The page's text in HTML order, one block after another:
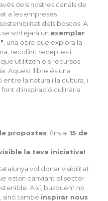
dels nostres canals de
a les empreses i
dels boscos. A
sortejarà un exemplar
, una obra que explora la
recollint receptes i
utilitzen els recursos
Aquest llibre és una
la natura i la cultura, i
d'inspiració culinària
propostes: fins al 15 de
la teva iniciativa!
vol donar visibilitat
estan canviant el sector
Així, busquem no
sinó també inspirar nous